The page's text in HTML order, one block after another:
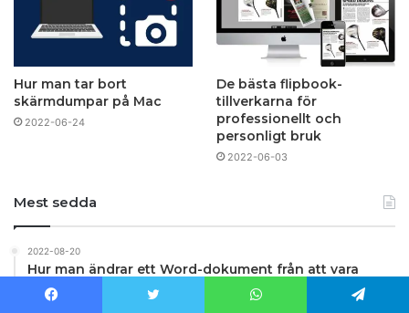
Hur man tar bort
skärmdumpar på Mac
2022-06-24
De bästa flipbook-
tillverkarna för
professionellt och
personligt bruk
2022-06-03
Mest sedda
2022-08-20
Hur man ändrar ett Word-dokument från att vara
skrivskyddad till normalt